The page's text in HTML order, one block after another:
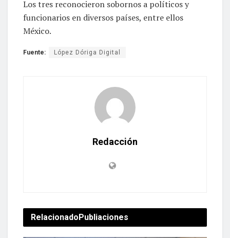
Los tres reconocieron sobornos a políticos y
funcionarios en diversos países, entre ellos
México.
Fuente: López Dóriga Digital
Redacción
RelacionadoPubliaciones